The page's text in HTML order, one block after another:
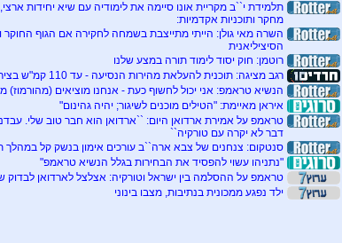
תלמידת י``ב מקריית אונו סיימה את לימודיה עם שיא יחידות
מחקר ותוכניות אקדמיות:
השרה מאי גולן: הייתי מתייצבת בשמחה לחקירה אם הגוף
הסיציליאנית
רוטמן: חוק יסוד לימוד תורה במצע שלנו
רגב מציגה: תוכנית להעלאת מהירות הנסיעה - עד 110 קמ"ש בצירים נבחרים
הנשיא טראמפ: אני יכול לחשוף כעת - אנחנו מוציאים (מהורמוז)
איראן מאיימת: "הטילים מוכנים לשיגור; יהיה גהינום"
טראמפ על אמירת ארדואן היום: ``ארדואן הוא חבר טוב שלי.
דבר לא יקרה עם טורקיה``
סנטקום: צנחנים של צבא ארה``ב עורכים אימון בנשק קל במהלך
"נתניהו עשוי להפסיד את הבחירות בגלל הנשיא טראמפ"
טראמפ על ההסלמה בין ישראל וטורקיה: אצלצל לארדואן לבדוק
ילד נפגע ממכונית בנתיבות, מצבו בינוני